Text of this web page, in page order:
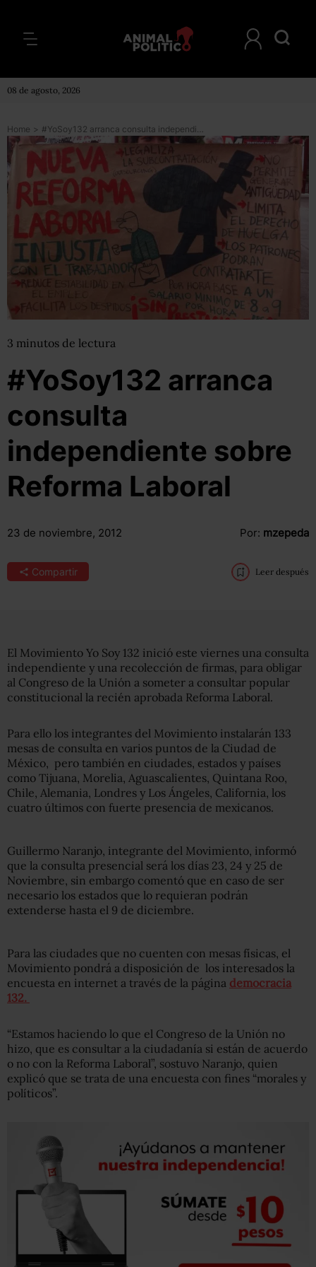
08 de agosto, 2026
Home > #YoSoy132 arranca consulta independiente sobre Reforma Laboral
3 minutos de lectura
#YoSoy132 arranca
consulta
independiente sobre
Reforma Laboral
23 de noviembre, 2012 Por: mzepeda
Compartir Leer después
El Movimiento Yo Soy 132 inició este viernes una consulta
independiente y una recolección de firmas, para obligar
al Congreso de la Unión a someter a consultar popular
constitucional la recién aprobada Reforma Laboral.
Para ello los integrantes del Movimiento instalarán 133
mesas de consulta en varios puntos de la Ciudad de
México, pero también en ciudades, estados y países
como Tijuana, Morelia, Aguascalientes, Quintana Roo,
Chile, Alemania, Londres y Los Ángeles, California, los
cuatro últimos con fuerte presencia de mexicanos.
Guillermo Naranjo, integrante del Movimiento, informó
que la consulta presencial será los días 23, 24 y 25 de
Noviembre, sin embargo comentó que en caso de ser
necesario los estados que lo requieran podrán
extenderse hasta el 9 de diciembre.
Para las ciudades que no cuenten con mesas físicas, el
Movimiento pondrá a disposición de los interesados la
encuesta en internet a través de la página democracia
132.
“Estamos haciendo lo que el Congreso de la Unión no
hizo, que es consultar a la ciudadanía si están de acuerdo
o no con la Reforma Laboral”, sostuvo Naranjo, quien
explicó que se trata de una encuesta con fines “morales y
políticos”.